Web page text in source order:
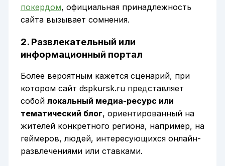
покердом, официальная принадлежность
сайта вызывает сомнения.
2. Развлекательный или
информационный портал
Более вероятным кажется сценарий, при
котором сайт dspkursk.ru представляет
собой локальный медиа-ресурс или
тематический блог, ориентированный на
жителей конкретного региона, например, на
геймеров, людей, интересующихся онлайн-
развлечениями или ставками.